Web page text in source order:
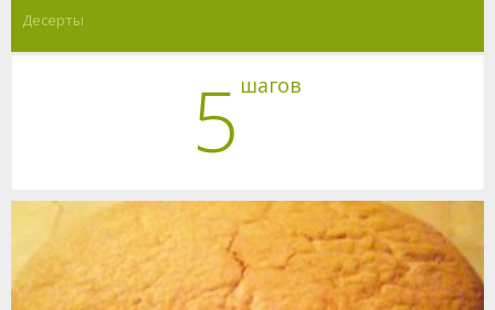
Десерты
5 шагов